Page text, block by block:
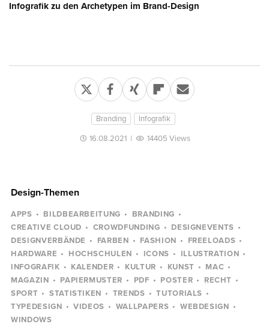
Infografik zu den Archetypen im Brand-Design
Branding Infografik
16.08.2021| 14405 Views
Design-Themen
APPS BILDBEARBEITUNG
BRANDING
CREATIVE CLOUD
CROWDFUNDING
DESIGNEVENTS
DESIGNVERBÄNDE
FARBEN FASHION
FREELOADS
HARDWARE
HOCHSCHULEN ICONS
ILLUSTRATION
INFOGRAFIK
KALENDER KULTUR KUNST
MAC
MAGAZIN
PAPIERMUSTER PDF POSTER
RECHT
SPORT
STATISTIKEN TRENDS
TUTORIALS
TYPEDESIGN
VIDEOS WALLPAPERS
WEBDESIGN
WINDOWS